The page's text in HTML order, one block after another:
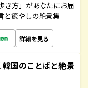
き方」があなたにお届
と癒やしの絶景集
詳細を見る
国のことばと絶景